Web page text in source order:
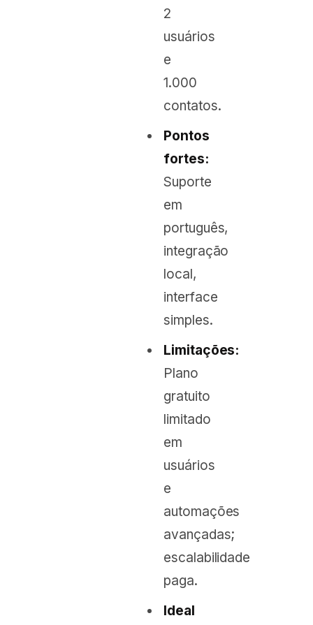
2
usuários
e
1.000
contatos.
Pontos
fortes:
Suporte
em
português,
integração
local,
interface
simples.
Limitações:
Plano
gratuito
limitado
em
usuários
e
automações
avançadas;
escalabilidade
paga.
Ideal